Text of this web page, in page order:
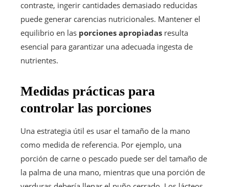
contraste, ingerir cantidades demasiado reducidas
puede generar carencias nutricionales. Mantener el
equilibrio en las porciones apropiadas resulta
esencial para garantizar una adecuada ingesta de
nutrientes.
Medidas prácticas para
controlar las porciones
Una estrategia útil es usar el tamaño de la mano
como medida de referencia. Por ejemplo, una
porción de carne o pescado puede ser del tamaño de
la palma de una mano, mientras que una porción de